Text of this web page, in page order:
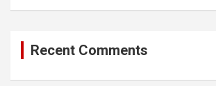
Recent Comments